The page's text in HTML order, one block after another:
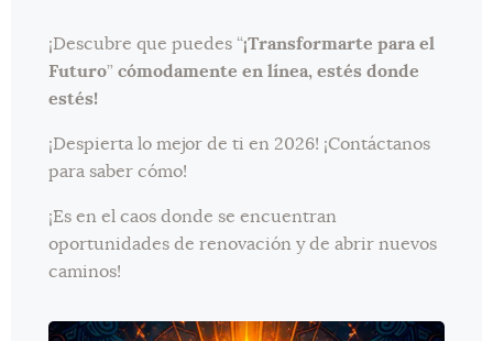
¡Descubre que puedes “¡Transformarte para el
Futuro”cómodamente en línea, estés donde
estés!
¡Despierta lo mejor de ti en 2026! ¡Contáctanos
para saber cómo!
¡Es en el caos donde se encuentran
oportunidades de renovación y de abrir nuevos
caminos!